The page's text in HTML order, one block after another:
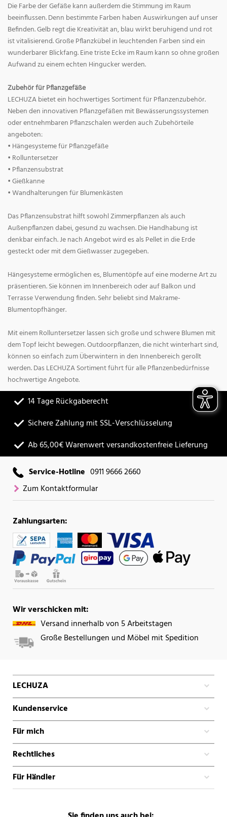
Die Farbe der Gefäße kann außerdem die Stimmung im Raum
beeinflussen. Denn bestimmte Farben haben Auswirkungen auf unser
Befinden. Gelb regt die Kreativität an, blau wirkt beruhigend und rot
ist vitalisierend. Große Pflanzkübel in leuchtenden Farben sind ein
wunderbarer Blickfang. Eine triste Ecke im Raum kann so ohne großen
Aufwand zu einem echten Hingucker werden.
Zubehör für Pflanzgefäße
LECHUZA bietet ein hochwertiges Sortiment für Pflanzenzubehör.
Neben den innovativen Pflanzgefäßen mit Bewässerungssystemen
oder entnehmbaren Pflanzschalen werden auch Zubehörteile
angeboten:
• Hängesysteme für Pflanzgefäße
• Rolluntersetzer
• Pflanzensubstrat
• Gießkanne
• Wandhalterungen für Blumenkästen
Das Pflanzensubstrat hilft sowohl Zimmerpflanzen als auch
Außenpflanzen dabei, gesund zu wachsen. Die Handhabung ist
denkbar einfach. Je nach Angebot wird es als Pellet in die Erde
gesteckt oder mit dem Gießwasser zugegeben.
Hängesysteme ermöglichen es, Blumentöpfe auf eine moderne Art zu
präsentieren. Sie können im Innenbereich oder auf Balkon und
Terrasse Verwendung finden. Sehr beliebt sind Makrame-
Blumentopfhänger.
Mit einem Rolluntersetzer lassen sich große und schwere Blumen mit
dem Topf leicht bewegen. Outdoorpflanzen, die nicht winterhart sind,
können so einfach zum Überwintern in den Innenbereich gerollt
werden. Das LECHUZA Sortiment führt für alle Pflanzenbedürfnisse
hochwertige Angebote.
14 Tage Rückgaberecht
Sichere Zahlung mit SSL-Verschlüsselung
Ab 65,00€ Warenwert versandkostenfreie Lieferung
Service-Hotline 0911 9666 2660
Zum Kontaktformular
Zahlungsarten:
Wir verschicken mit:
Versand innerhalb von 5 Arbeitstagen
Große Bestellungen und Möbel mit Spedition
LECHUZA
Kundenservice
Für mich
Rechtliches
Für Händler